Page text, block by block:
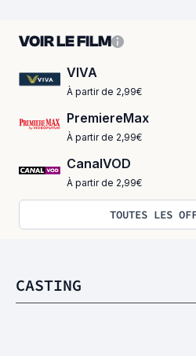
VOIR LE FILM
VIVA
À partir de 2,99€
PremiereMax
À partir de 2,99€
CanalVOD
À partir de 2,99€
TOUTES LES
CASTING